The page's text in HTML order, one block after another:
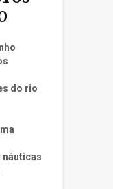
do rio
náuticas